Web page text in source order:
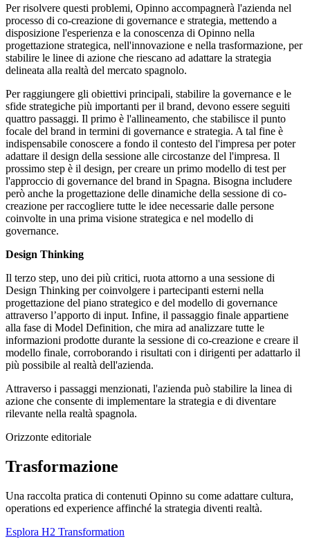
Per risolvere questi problemi, Opinno accompagnerà l'azienda nel
processo di co-creazione di governance e strategia, mettendo a
disposizione l'esperienza e la conoscenza di Opinno nella
progettazione strategica, nell'innovazione e nella trasformazione, per
stabilire le linee di azione che riescano ad adattare la strategia
delineata alla realtà del mercato spagnolo.
Per raggiungere gli obiettivi principali, stabilire la governance e le
sfide strategiche più importanti per il brand, devono essere seguiti
quattro passaggi. Il primo è l'allineamento, che stabilisce il punto
focale del brand in termini di governance e strategia. A tal fine è
indispensabile conoscere a fondo il contesto del l'impresa per poter
adattare il design della sessione alle circostanze del l'impresa. Il
prossimo step è il design, per creare un primo modello di test per
l'approccio di governance del brand in Spagna. Bisogna includere
però anche la progettazione delle dinamiche della sessione di co-
creazione per raccogliere tutte le idee necessarie dalle persone
coinvolte in una prima visione strategica e nel modello di
governance.
Design Thinking
Il terzo step, uno dei più critici, ruota attorno a una sessione di
Design Thinking per coinvolgere i partecipanti esterni nella
progettazione del piano strategico e del modello di governance
attraverso l’apporto di input. Infine, il passaggio finale appartiene
alla fase di Model Definition, che mira ad analizzare tutte le
informazioni prodotte durante la sessione di co-creazione e creare il
modello finale, corroborando i risultati con i dirigenti per adattarlo il
più possibile al realtà dell'azienda.
Attraverso i passaggi menzionati, l'azienda può stabilire la linea di
azione che consente di implementare la strategia e di diventare
rilevante nella realtà spagnola.
Orizzonte editoriale
Trasformazione
Una raccolta pratica di contenuti Opinno su come adattare cultura,
operations ed experience affinché la strategia diventi realtà.
Esplora H2 Transformation